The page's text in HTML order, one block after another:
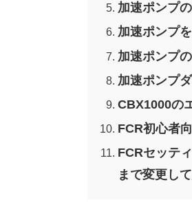
加速ポンプ
加速ポンプ
加速ポンプ
加速ポンプ
CBX1000の
FCR初心者
FCRセッテ
まで変更し